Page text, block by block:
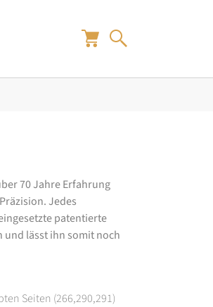
70 Jahre Erfahrung
Jedes
patentierte
und lässt ihn somit noch
Seiten (266,290,291)